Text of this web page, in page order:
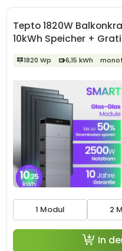
Tepto 1820W
10kWh Speicher +
1820 Wp 6,15 kWh
1 Modul 2
In